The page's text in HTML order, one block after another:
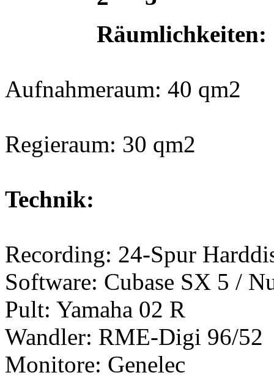
Räumlichkeiten:
Aufnahmeraum: 40 qm2
Regieraum: 30 qm2
Technik:
Recording: 24-Spur
Software: Cubase SX 5 /
Pult: Yamaha 02 R
Wandler: RME-Digi 96/52
Monitore: Genelec